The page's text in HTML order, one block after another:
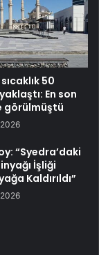
50
En son
görülmüştü
“Syedra’daki
İşliği
Kaldırıldı”